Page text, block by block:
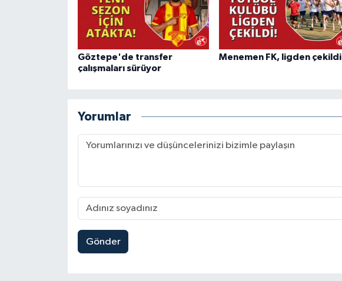
Göztepe'de transfer
çalışmaları sürüyor
Menemen FK, ligden çekildi
Yorumlar
Gönder